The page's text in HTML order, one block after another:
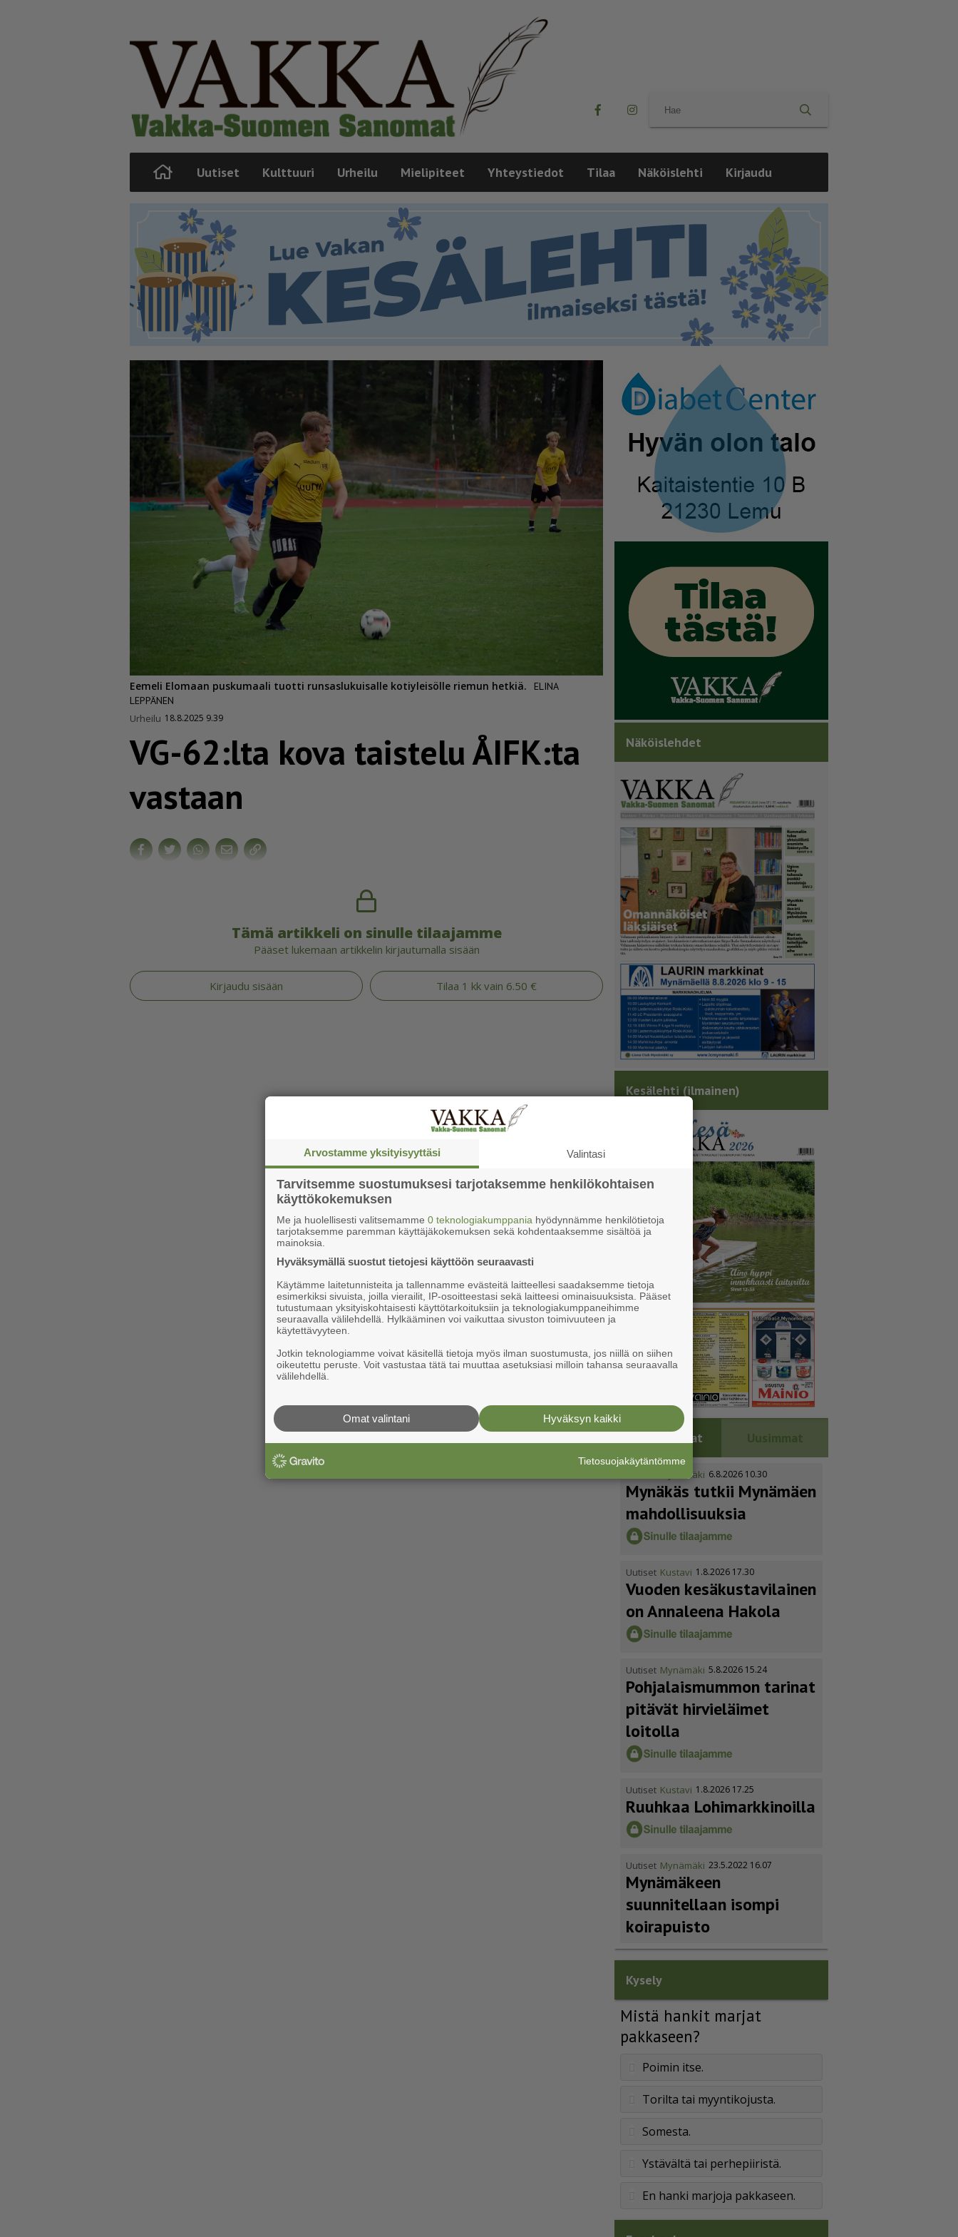
Uutiset Kulttuuri Urheilu Mielipiteet Yhteystiedot Tilaa Näköislehti Kirjaudu
Eemeli Elomaan puskumaali tuotti runsaslukuisalle kotiyleisölle riemun hetkiä.
ELINA
LEPPÄNEN
Urheilu 18.8.2025 9.39
VG-62:lta kova taistelu ÅIFK:ta
vastaan
Tämä artikkeli on sinulle tilaajamme
Pääset lukemaan artikkelin kirjautumalla sisään
Kirjaudu sisään Tilaa 1 kk vain 6.50 €
Näköislehdet
Kesälehti (ilmainen)
Luetuimmat Uusimmat
Mynämäki 6.8.2026 10.30
Mynäkäs tutkii Mynämäen
mahdol­li­suuksia
Uutiset Kustavi 1.8.2026 17.30
Vuoden kesäkus­ta­vi­lainen
on Annaleena Hakola
Uutiset Mynämäki 5.8.2026 15.24
Pohja­lais­mummon tarinat
pitävät hirvieläimet
loitolla
Uutiset Kustavi 1.8.2026 17.25
Ruuhkaa Lohimark­ki­noilla
Uutiset Mynämäki 23.5.2022 16.07
Mynämäkeen
suunnitellaan isompi
koirapuisto
Kysely
Mistä hankit marjat
pakkaseen?
Poimin itse.
Torilta tai myyntikojusta.
Somesta.
Ystävältä tai perhepiiristä.
En hanki marjoja pakkaseen.
Arvostamme yksityisyyttäsi Valintasi
Tarvitsemme suostumuksesi tarjotaksemme henkilökohtaisen
käyttökokemuksen
Me ja huolellisesti valitsemamme 0 teknologiakumppania hyödynnämme henkilötietoja
tarjotaksemme paremman käyttäjäkokemuksen sekä kohdentaaksemme sisältöä ja
mainoksia.
Hyväksymällä suostut tietojesi käyttöön seuraavasti
Käytämme laitetunnisteita ja tallennamme evästeitä laitteellesi saadaksemme tietoja
esimerkiksi sivuista, joilla vierailit, IP-osoitteestasi sekä laitteesi ominaisuuksista. Pääset
tutustumaan yksityiskohtaisesti käyttötarkoituksiin ja teknologiakumppaneihimme
seuraavalla välilehdellä. Hylkääminen voi vaikuttaa sivuston toimivuuteen ja
käytettävyyteen.
Jotkin teknologiamme voivat käsitellä tietoja myös ilman suostumusta, jos niillä on siihen
oikeutettu peruste. Voit vastustaa tätä tai muuttaa asetuksiasi milloin tahansa seuraavalla
välilehdellä.
Hyväksyn kaikki
Omat valintani
Tietosuojakäytäntömme